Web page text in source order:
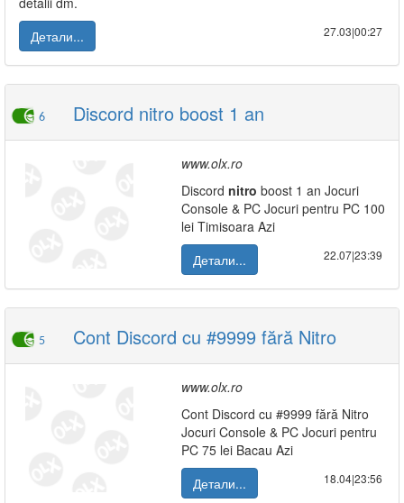
Детали...
27.03|00:27
6 Discord nitro boost 1 an
www.olx.ro
Discord nitro boost 1 an Jocuri
Console & PC Jocuri pentru PC 100
lei Timisoara Azi
Детали...
22.07|23:39
5 Cont Discord cu #9999 fără Nitro
www.olx.ro
Cont Discord cu #9999 fără Nitro
Jocuri Console & PC Jocuri pentru
PC 75 lei Bacau Azi
Детали...
18.04|23:56